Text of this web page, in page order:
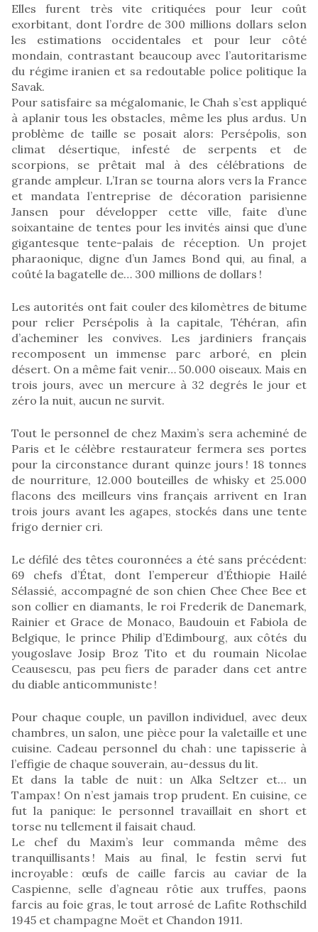
Elles furent très vite critiquées pour leur coût
exorbitant, dont l’ordre de 300 millions dollars selon
les estimations occidentales et pour leur côté
mondain, contrastant beaucoup avec l’autoritarisme
du régime iranien et sa redoutable police politique la
Savak.
Pour satisfaire sa mégalomanie, le Chah s’est appliqué
à aplanir tous les obstacles, même les plus ardus. Un
problème de taille se posait alors: Persépolis, son
climat désertique, infesté de serpents et de
scorpions, se prêtait mal à des célébrations de
grande ampleur. L’Iran se tourna alors vers la France
et mandata l’entreprise de décoration parisienne
Jansen pour développer cette ville, faite d’une
soixantaine de tentes pour les invités ainsi que d’une
gigantesque tente-palais de réception. Un projet
pharaonique, digne d’un James Bond qui, au final, a
coûté la bagatelle de… 300 millions de dollars !
Les autorités ont fait couler des kilomètres de bitume
pour relier Persépolis à la capitale, Téhéran, afin
d’acheminer les convives. Les jardiniers français
recomposent un immense parc arboré, en plein
désert. On a même fait venir… 50.000 oiseaux. Mais en
trois jours, avec un mercure à 32 degrés le jour et
zéro la nuit, aucun ne survit.
Tout le personnel de chez Maxim’s sera acheminé de
Paris et le célèbre restaurateur fermera ses portes
pour la circonstance durant quinze jours ! 18 tonnes
de nourriture, 12.000 bouteilles de whisky et 25.000
flacons des meilleurs vins français arrivent en Iran
trois jours avant les agapes, stockés dans une tente
frigo dernier cri.
Le défilé des têtes couronnées a été sans précédent:
69 chefs d’État, dont l’empereur d’Éthiopie Hailé
Sélassié, accompagné de son chien Chee Chee Bee et
son collier en diamants, le roi Frederik de Danemark,
Rainier et Grace de Monaco, Baudouin et Fabiola de
Belgique, le prince Philip d’Edimbourg, aux côtés du
yougoslave Josip Broz Tito et du roumain Nicolae
Ceausescu, pas peu fiers de parader dans cet antre
du diable anticommuniste !
Pour chaque couple, un pavillon individuel, avec deux
chambres, un salon, une pièce pour la valetaille et une
cuisine. Cadeau personnel du chah : une tapisserie à
l’effigie de chaque souverain, au-dessus du lit.
Et dans la table de nuit : un Alka Seltzer et… un
Tampax ! On n’est jamais trop prudent. En cuisine, ce
fut la panique: le personnel travaillait en short et
torse nu tellement il faisait chaud.
Le chef du Maxim’s leur commanda même des
tranquillisants ! Mais au final, le festin servi fut
incroyable : œufs de caille farcis au caviar de la
Caspienne, selle d’agneau rôtie aux truffes, paons
farcis au foie gras, le tout arrosé de Lafite Rothschild
1945 et champagne Moët et Chandon 1911.